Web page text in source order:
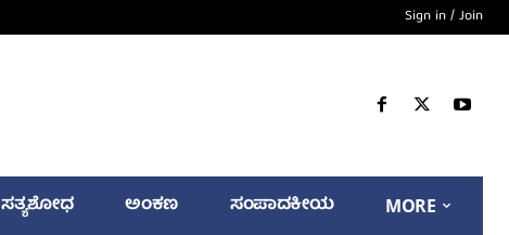
Sign in / Join
ಸತ್ಯಶೋಧ ಅಂಕಣ ಸಂಪಾದಕೀಯ MORE